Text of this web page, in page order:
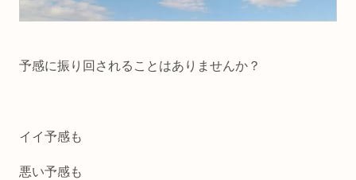
予感に振り回されることはありませんか？
イイ予感も
悪い予感も